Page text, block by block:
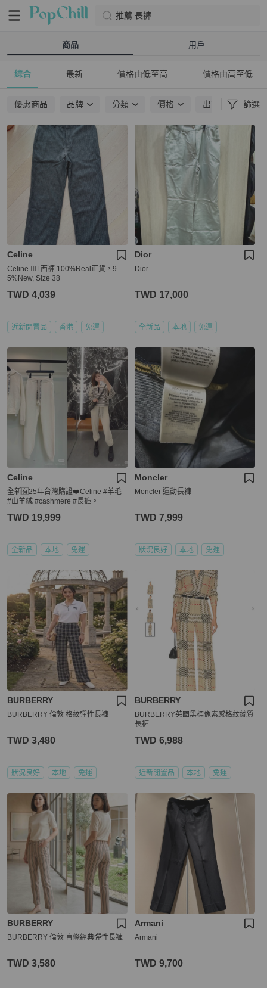
推薦 長褲
商品 用戶
綜合 最新 價格由低至高 價格由高至低
優惠商品 品牌 分類 價格 出貨地點 篩選
Celine
Celine 👍🏻 西褲 100%Real正貨，9
5%New, Size 38
TWD 4,039
近新閒置品 香港 免運
Dior
Dior
TWD 17,000
全新品 本地 免運
Celine
全新🈶️25年台灣購證❤️Celine #羊毛
#山羊絨 #cashmere #長褲。
TWD 19,999
全新品 本地 免運
Moncler
Moncler 運動長褲
TWD 7,999
狀況良好 本地 免運
BURBERRY
BURBERRY 倫敦 格紋彈性長褲
TWD 3,480
狀況良好 本地 免運
BURBERRY
BURBERRY英國黑標像素感格紋絲質
長褲
TWD 6,988
近新閒置品 本地 免運
BURBERRY
BURBERRY 倫敦 直條經典彈性長褲
TWD 3,580
Armani
Armani
TWD 9,700